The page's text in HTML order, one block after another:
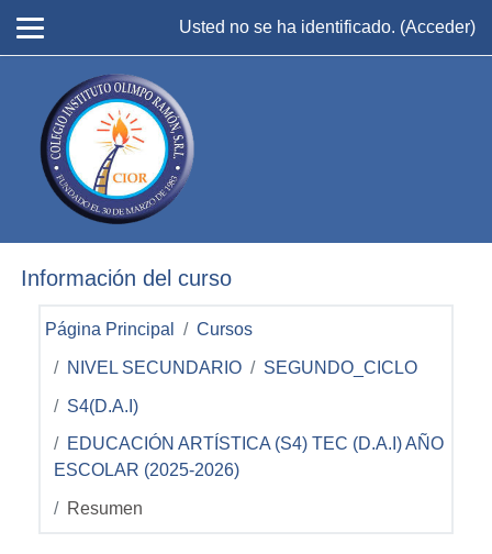
Usted no se ha identificado. (Acceder)
Información del curso
Página Principal Cursos
NIVEL SECUNDARIO SEGUNDO_CICLO
S4(D.A.I)
EDUCACIÓN ARTÍSTICA (S4) TEC (D.A.I) AÑO
ESCOLAR (2025-2026)
Resumen